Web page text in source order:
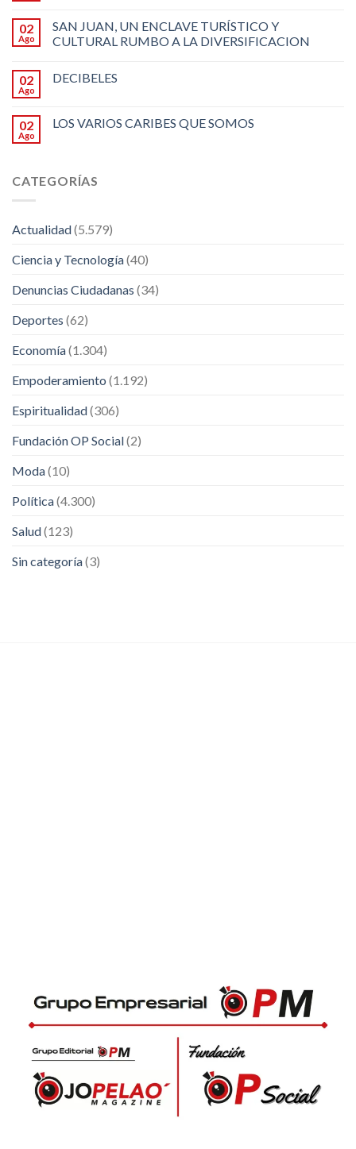
02
Ago
SAN JUAN, UN ENCLAVE TURÍSTICO Y
CULTURAL RUMBO A LA DIVERSIFICACION
02
Ago
DECIBELES
02
Ago
LOS VARIOS CARIBES QUE SOMOS
CATEGORÍAS
Actualidad(5.579)
Ciencia y Tecnología(40)
Denuncias Ciudadanas (34)
Deportes (62)
Economía(1.304)
Empoderamiento (1.192)
Espiritualidad(306)
Fundación OP Social(2)
Moda(10)
Política(4.300)
Salud(123)
Sin categoría(3)